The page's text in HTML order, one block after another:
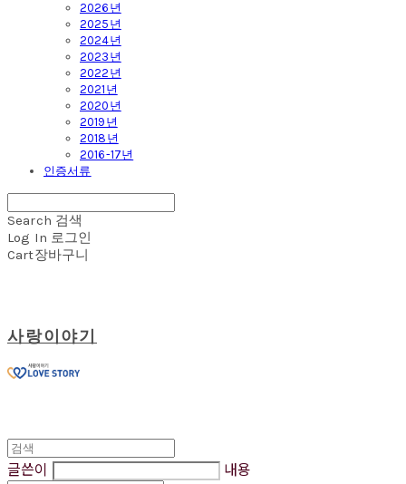
2026년
2025년
2024년
2023년
2022년
2021년
2020년
2019년
2018년
2016-17년
인증서류
Search 검색
Log In 로그인
Cart장바구니
사랑이야기
글쓴이 내용